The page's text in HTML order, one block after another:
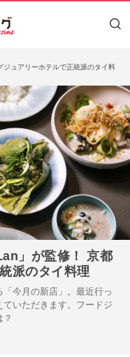
ュアリーホテルで正統派のタイ料
」が監修！ 京都
派のタイ料理
今月の新店」。最近行っ
いただきます。フードジ